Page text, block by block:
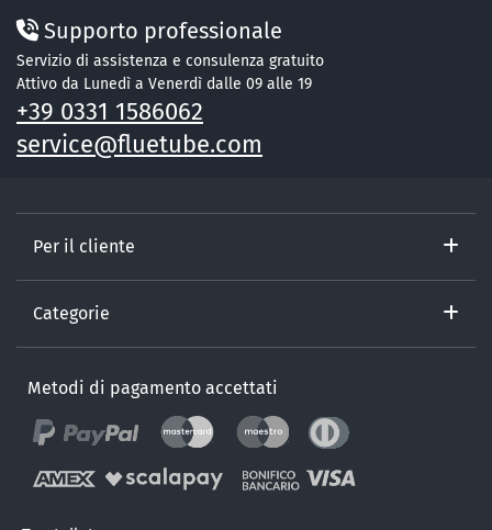
Supporto professionale
Servizio di assistenza e consulenza gratuito
Attivo da Lunedì a Venerdì dalle 09 alle 19
+39 0331 1586062
service@fluetube.com
Per il cliente
Categorie
Metodi di pagamento accettati